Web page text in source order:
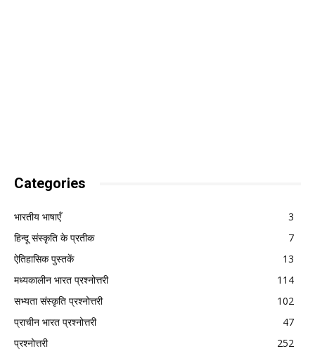
Categories
भारतीय भाषाएँ
3
हिन्दू संस्कृति के प्रतीक
7
ऐतिहासिक पुस्तकें
13
मध्यकालीन भारत प्रश्नोत्तरी
114
सभ्यता संस्कृति प्रश्नोत्तरी
102
प्राचीन भारत प्रश्नोत्तरी
47
प्रश्नोत्तरी
252